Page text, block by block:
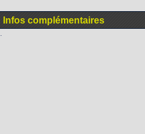
Infos complémentaires
.